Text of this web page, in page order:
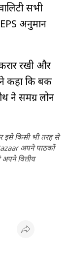
सभी
अनुमान
रखी और
ने कहा कि बैंक
ने समग्र लोन
इसे किसी भी तरह से
अपने पाठकों
वित्तीय